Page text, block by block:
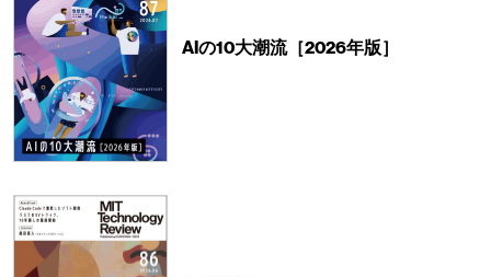
AIの10大潮流［2026年版］